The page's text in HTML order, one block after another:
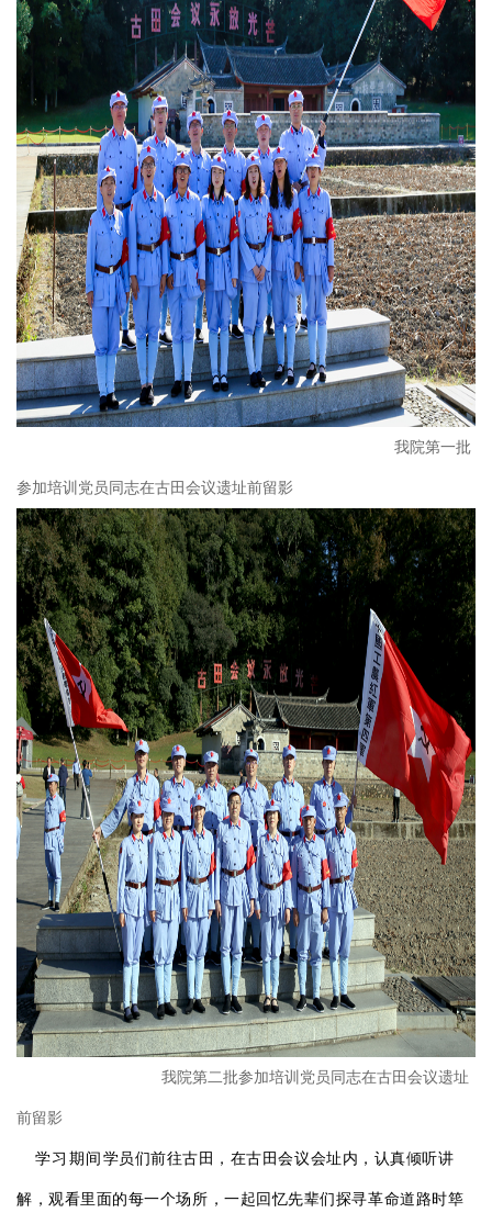
我院第一批
参加培训党员同志在古田会议遗址前留影
我院第二批参加培训党员同志在古田会议遗址
前留影
学习期间 学员们前往古田，在古田会议会址内，认真倾听讲
解，观看里面的每一个场所，一起回忆先辈们探寻革命道路时筚